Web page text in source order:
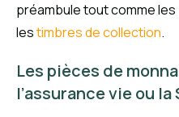
préambule tout comme
lestimbres de collection.
Les pièces de
l’assurance vie ou la